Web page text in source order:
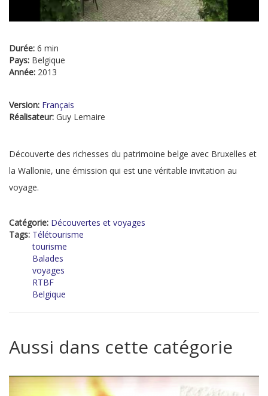
Durée: 6 min
Pays: Belgique
Année: 2013
Version: Français
Réalisateur: Guy Lemaire
Découverte des richesses du patrimoine belge avec Bruxelles et
la Wallonie, une émission qui est une véritable invitation au
voyage.
Catégorie: Découvertes et voyages
Tags: Télétourisme
tourisme
Balades
voyages
RTBF
Belgique
Aussi dans cette catégorie